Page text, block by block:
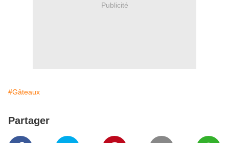
Publicité
#Gâteaux
Partager